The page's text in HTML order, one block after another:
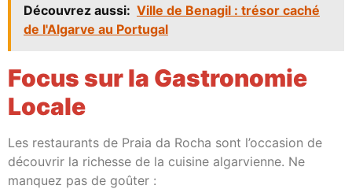
Découvrez aussi: Ville de Benagil : trésor caché
de l'Algarve au Portugal
Focus sur la Gastronomie
Locale
Les restaurants de Praia da Rocha sont l’occasion de
découvrir la richesse de la cuisine algarvienne. Ne
manquez pas de goûter :